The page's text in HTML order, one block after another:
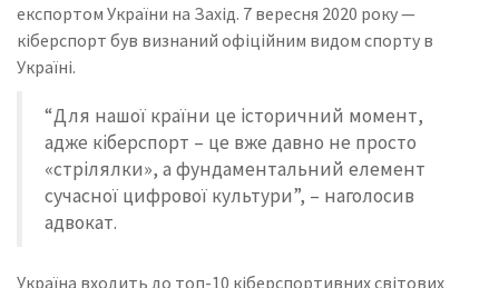
експортом України на Захід. 7 вересня 2020 року —
кіберспорт був визнаний офіційним видом спорту в
Україні.
“Для нашої країни це історичний момент,
адже кіберспорт – це вже давно не просто
«стрілялки», а фундаментальний елемент
сучасної цифрової культури”, – наголосив
адвокат.
Україна входить до топ-10 кіберспортивних світових